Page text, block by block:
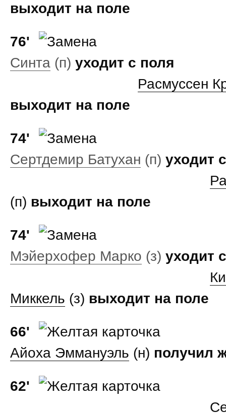
выходит на поле
76'
Синта (п) уходит с поля
Расмуссен
выходит на поле
74'
Сертдемир Батухан (п) уходит
(п) выходит на поле
74'
Мэйерхофер Марко (з) уходит
Миккель (з) выходит на поле
66'
Айоха Эммануэль (н) получил
62'